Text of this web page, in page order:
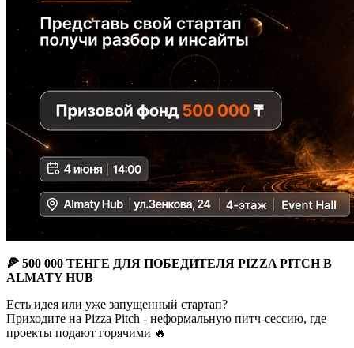
🍕 500 000 ТЕНГЕ ДЛЯ ПОБЕДИТЕЛЯ PIZZA PITCH В
ALMATY HUB
Есть идея или уже запущенный стартап?
Приходите на Pizza Pitch - неформальную питч-сессию, где
проекты подают горячими 🔥